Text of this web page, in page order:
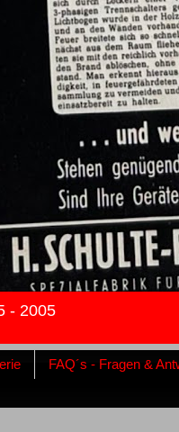
- 2005
FAQ´s - Fragen &